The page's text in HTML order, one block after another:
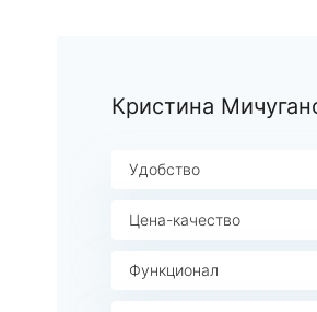
Кристина
Удобство
Цена-качество
Функционал